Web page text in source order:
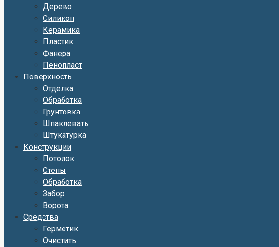
Дерево
Силикон
Керамика
Пластик
Фанера
Пенопласт
Поверхность
Отделка
Обработка
Грунтовка
Шпаклевать
Штукатурка
Конструкции
Потолок
Стены
Обработка
Забор
Ворота
Средства
Герметик
Очистить